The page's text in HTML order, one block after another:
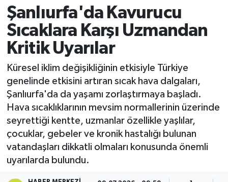
Şanlıurfa'da Kavurucu
Sıcaklara Karşı Uzmandan
Kritik Uyarılar
Küresel iklim değişikliğinin etkisiyle Türkiye
genelinde etkisini artıran sıcak hava dalgaları,
Şanlıurfa'da da yaşamı zorlaştırmaya başladı.
Hava sıcaklıklarının mevsim normallerinin üzerinde
seyrettiği kentte, uzmanlar özellikle yaşlılar,
çocuklar, gebeler ve kronik hastalığı bulunan
vatandaşları dikkatli olmaları konusunda önemli
uyarılarda bulundu.
Haber Arşivi